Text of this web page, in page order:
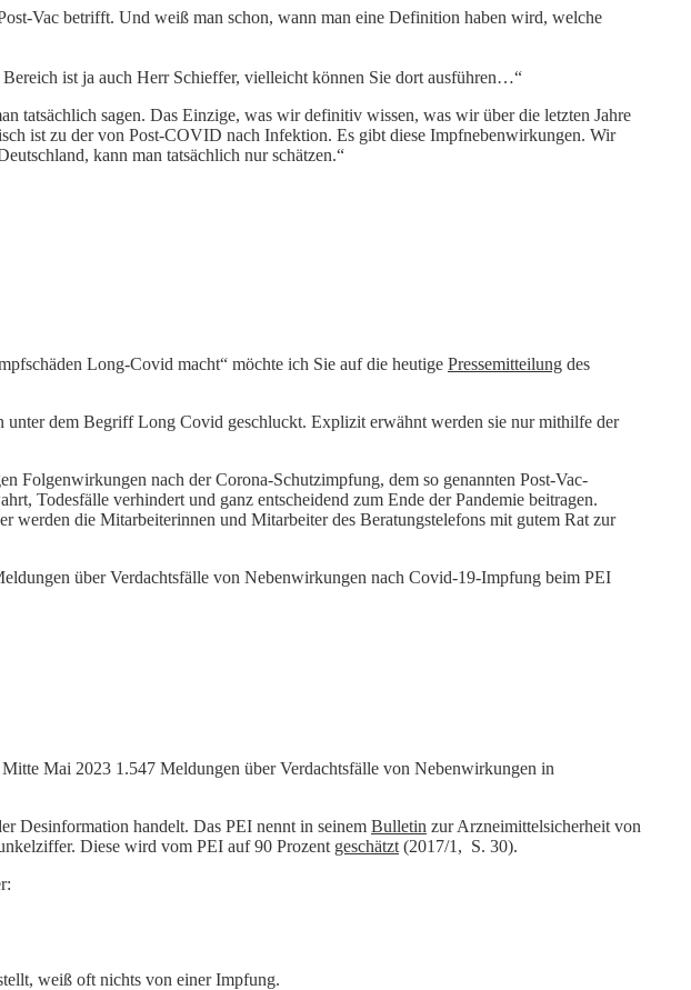
Vac betrifft. Und weiß man schon, wann man eine Definition haben wird, welche
ist ja auch Herr Schieffer, vielleicht können Sie dort ausführen…“
tatsächlich sagen. Das Einzige, was wir definitiv wissen, was wir über die letzten Jahre
ist zu der von Post-COVID nach Infektion. Es gibt diese Impfnebenwirkungen. Wir
kann man tatsächlich nur schätzen.“
Long-Covid macht“ möchte ich Sie auf die heutige Pressemitteilung des
dem Begriff Long Covid geschluckt. Explizit erwähnt werden sie nur mithilfe der
Folgenwirkungen nach der Corona-Schutzimpfung, dem so genannten Post-Vac-
Todesfälle verhindert und ganz entscheidend zum Ende der Pandemie beitragen.
die Mitarbeiterinnen und Mitarbeiter des Beratungstelefons mit gutem Rat zur
über Verdachtsfälle von Nebenwirkungen nach Covid-19-Impfung beim PEI
Mai 2023 1.547 Meldungen über Verdachtsfälle von Nebenwirkungen in
Desinformation handelt. Das PEI nennt in seinem Bulletin zur Arzneimittelsicherheit von
Diese wird vom PEI auf 90 Prozent geschätzt (2017/1, S. 30).
weiß oft nichts von einer Impfung.